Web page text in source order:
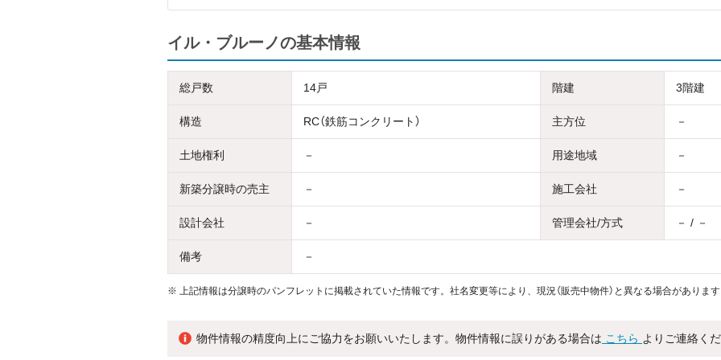
イル・ブルーノの基本情報
総戸数 14戸 階建 3階建
構造 RC（鉄筋コンクリート） 主方位 －
土地権利 － 用途地域 －
新築分譲時の売主 － 施工会社 －
設計会社 － 管理会社/方式 － / －
備考 －
※ 上記情報は分譲時のパンフレットに掲載されていた情報です。社名変更等により、現況（販売中物件）と異なる場合があります
物件情報の精度向上にご協力をお願いいたします。物件情報に誤りがある場合は こちら よりご連絡くだ